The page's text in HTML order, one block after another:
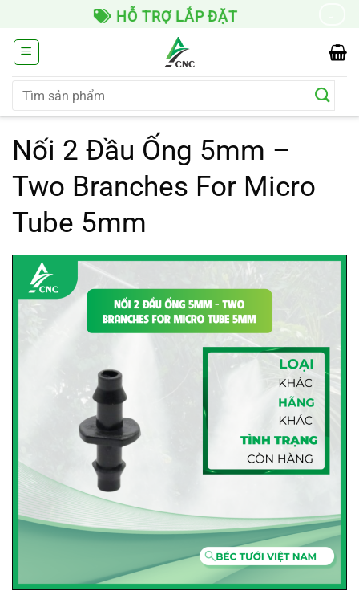
dung
HỖ TRỢ LẮP ĐẶT
Tìm
Nối 2 Đầu Ống 5mm –
Two Branches For Micro
Tube 5mm